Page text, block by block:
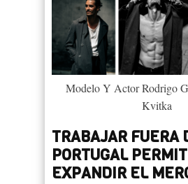
Modelo Y Actor Rodrigo
Kvitka
TRABAJAR FUERA
PORTUGAL
EXPANDIR EL